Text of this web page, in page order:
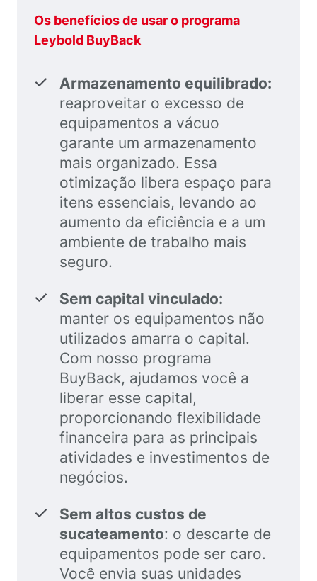
Os benefícios de usar o programa
Leybold BuyBack
Armazenamento equilibrado:
reaproveitar o excesso de
equipamentos a vácuo
garante um armazenamento
mais organizado. Essa
otimização libera espaço para
itens essenciais, levando ao
aumento da eficiência e a um
ambiente de trabalho mais
seguro.
Sem capital vinculado:
manter os equipamentos não
utilizados amarra o capital.
Com nosso programa
BuyBack, ajudamos você a
liberar esse capital,
proporcionando flexibilidade
financeira para as principais
atividades e investimentos de
negócios.
Sem altos custos de
sucateamento: o descarte de
equipamentos pode ser caro.
Você envia suas unidades